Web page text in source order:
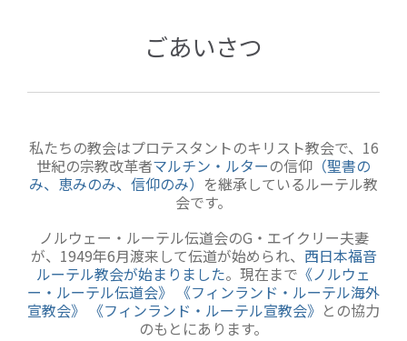
ごあいさつ
私たちの教会はプロテスタントのキリスト教会で、16
世紀の宗教改革者マルチン・ルターの信仰 （聖書の
み、恵みのみ、信仰のみ） を継承しているルーテル教
会です。
ノルウェー・ルーテル伝道会のG・エイクリー夫妻
が、1949年6月渡来して伝道が始められ、 西日本福音
ルーテル教会が始まりました。現在まで 《ノルウェ
ー・ルーテル伝道会》
《フィンランド・ルーテル海外
宣教会》
《フィンランド・ルーテル宣教会》 との協力
のもとにあります。